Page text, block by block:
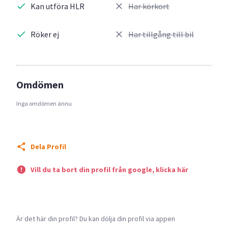
Kan utföra HLR
Röker ej
Har körkort
Har tillgång till bil
Omdömen
Inga omdömen ännu
Dela Profil
Vill du ta bort din profil från google, klicka här
Är det här din profil? Du kan dölja din profil via appen